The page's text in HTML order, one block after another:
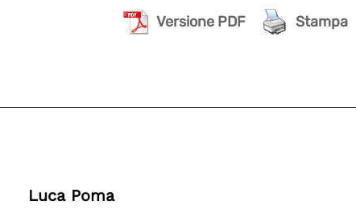
Versione PDF Stampa
Luca Poma